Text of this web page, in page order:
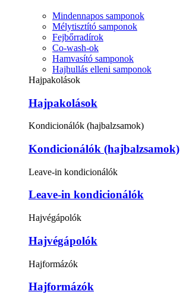
Mindennapos samponok
Mélytisztító samponok
Fejbőrradírok
Co-wash-ok
Hamvasító samponok
Hajhullás elleni samponok
Hajpakolások
Hajpakolások
Kondicionálók (hajbalzsamok)
Kondicionálók (hajbalzsamok)
Leave-in kondicionálók
Leave-in kondicionálók
Hajvégápolók
Hajvégápolók
Hajformázók
Hajformázók